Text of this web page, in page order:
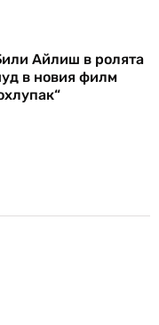
Айлиш в ролята
в новия филм